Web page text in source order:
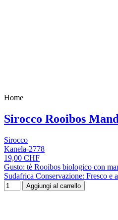
Home
Sirocco Rooibos
Sirocco
Kanela-2778
19,00 CHF
Gusto: tè Rooibos biologico con
Sudafrica Conservazione: Fresco e
Aggiungi al carrello